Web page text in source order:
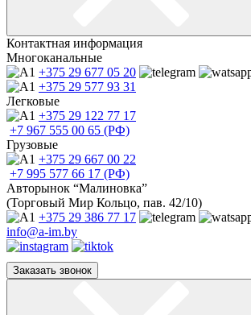
Контактная информация
Многоканальные
+375 29 677 05 20
+375 29 577 93 31
Легковые
+375 29 122 77 17
+7 967 555 00 65 (РФ)
Грузовые
+375 29 667 00 22
+7 995 577 66 17 (РФ)
Авторынок “Малиновка”
(Торговый Мир Кольцо, пав. 42/10)
+375 29 386 77 17
info@a-im.by
Заказать звонок